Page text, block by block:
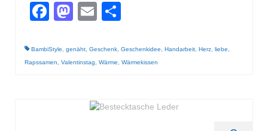
Facebook
Mastodon
Email
BambiStyle, genäht, Geschenk, Geschenkidee, Handarbeit, Herz, liebe,
Rapssamen, Valentinstag, Wärme, Wärmekissen